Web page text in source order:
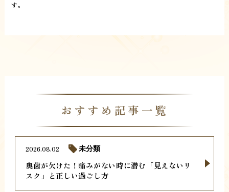
す。
おすすめ記事一覧
奥歯が欠けた！痛みがない時に潜む「見えないリ
スク」と正しい過ごし方
2026.08.02 未分類